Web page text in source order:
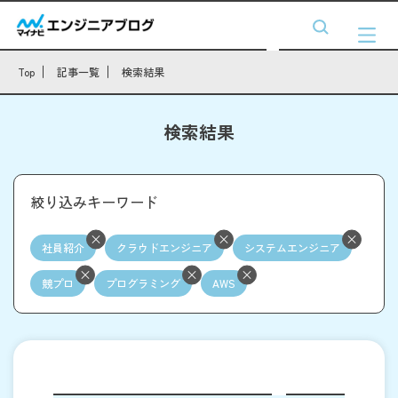
Top 記事一覧 検索結果
検索結果
絞り込みキーワード
社員紹介 クラウドエンジニア システムエンジニア
競プロ プログラミング AWS